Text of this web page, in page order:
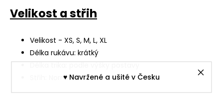
♥︎ Navržené a ušité v Česku
Velikost a střih
Velikost - XS, S, M, L, XL
Délka rukávu: krátký
Střih: Normální